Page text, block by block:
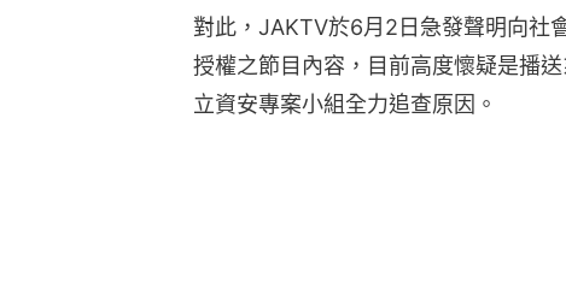
對此，JAKTV於6月2日急發聲明向社
授權之節目內容，目前高度懷疑是播
立資安專案小組全力追查原因。